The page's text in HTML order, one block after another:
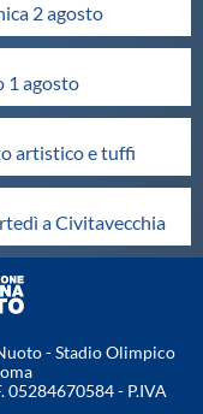
2 agosto
1 agosto
artistico e tuffi
a Civitavecchia
- Stadio Olimpico
05284670584 - P.IVA